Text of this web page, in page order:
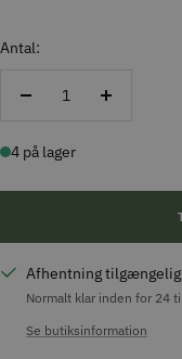
Antal:
Reducer
Forøg
4 på lager
Afhentning tilgængelig
Normalt klar inden for 24
Se butiksinformation